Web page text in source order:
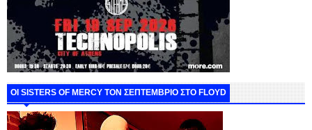
ΟΙ SISTERS OF MERCY ΤΟΝ ΣΕΠΤΕΜΒΡΙΟ ΣΤΟ FLOYD